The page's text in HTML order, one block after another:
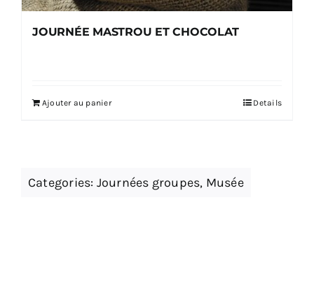
JOURNÉE MASTROU ET CHOCOLAT
Ajouter au panier Details
Categories: Journées groupes, Musée